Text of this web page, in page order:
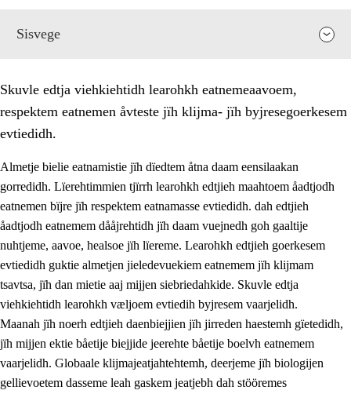
Sisvege
1. Lïerehtimmien aarvoevåarome
1.1 Almetjeaarvoe
1.2 Identiteete jïh kulturellen gellievoete
1.3 Laejhtehks ussjedimmie jïh etihkeles vuajnoe
1.4
Skaepiedimmievoeteaavoe, eadtjohkevoete jïh
goerehtimmievæljoe
Skuvle edtja viehkiehtidh learohkh eatnemeaavoem,
respektem eatnemen åvteste jïh klijma- jïh byjresegoerkesem
evtiedidh.
Almetje bielie eatnamistie jïh dïedtem åtna daam eensilaakan
gorredidh. Lïerehtimmien tjïrrh learohkh edtjieh maahtoem åadtjodh
eatnemen bïjre jïh respektem eatnamasse evtiedidh. dah edtjieh
åadtjodh eatnemem dååjrehtidh jïh daam vuejnedh goh gaaltije
nuhtjeme, aavoe, healsoe jïh lïereme. Learohkh edtjieh goerkesem
evtiedidh guktie almetjen jieledevuekiem eatnemem jïh klijmam
tsavtsa, jïh dan mietie aaj mijjen siebriedahkide. Skuvle edtja
viehkiehtidh learohkh væljoem evtiedih byjresem vaarjelidh.
Maanah jïh noerh edtjieh daenbiejjien jïh jirreden haestemh gïetedidh,
jïh mijjen ektie båetije biejjide jeerehte båetije boelvh eatnemem
vaarjelidh. Globaale klijmajeatjahtehtemh, deerjeme jïh biologijen
gellievoetem dasseme leah gaskem jeatjebh dah stööremes